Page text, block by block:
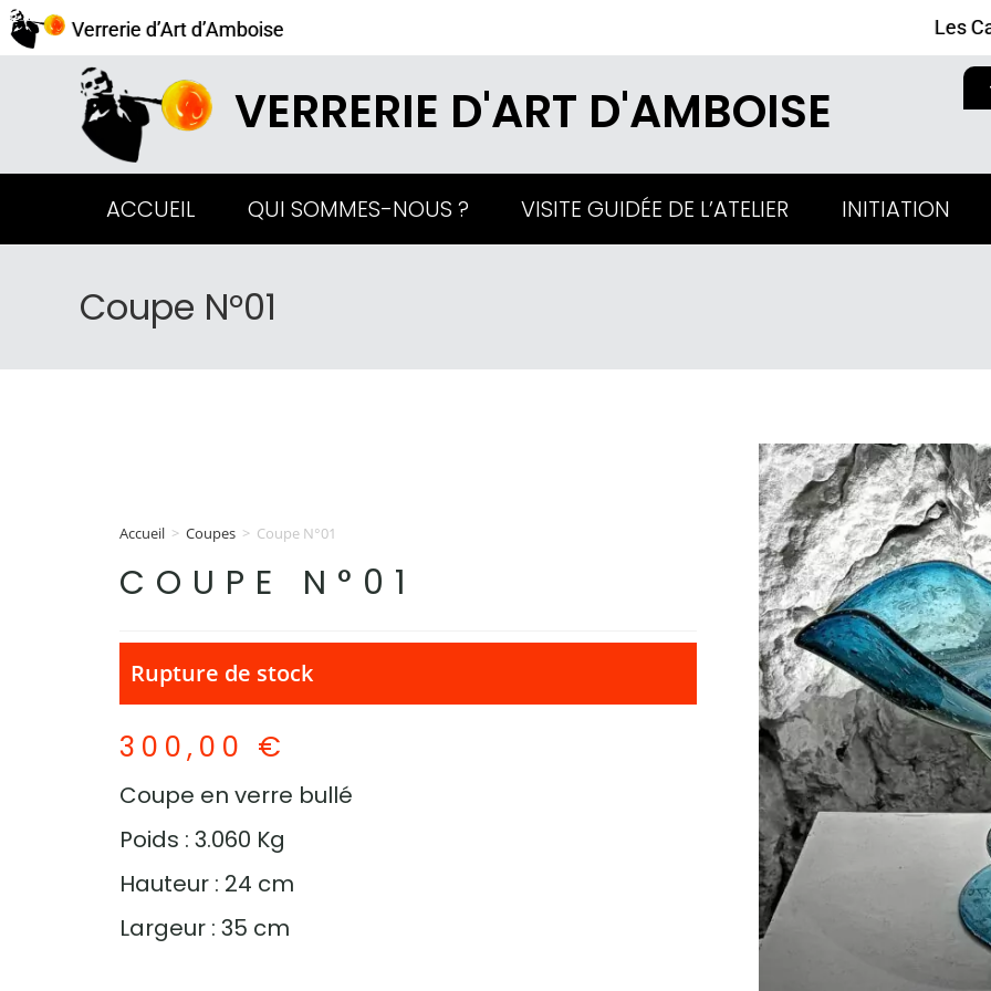
Verrerie d’Art d’Amboise Les
VERRERIE D'ART D'AMBOISE
ACCUEIL QUI SOMMES-NOUS ? VISITE GUIDÉE DE L’ATELIER INITIATION
Coupe N°01
Accueil > Coupes > Coupe N°01
COUPE N°01
Rupture de stock
300,00 €
Coupe en verre bullé
Poids : 3.060 Kg
Hauteur : 24 cm
Largeur : 35 cm